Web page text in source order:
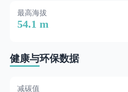
最高海拔
54.1 m
健康与环保数据
减碳值